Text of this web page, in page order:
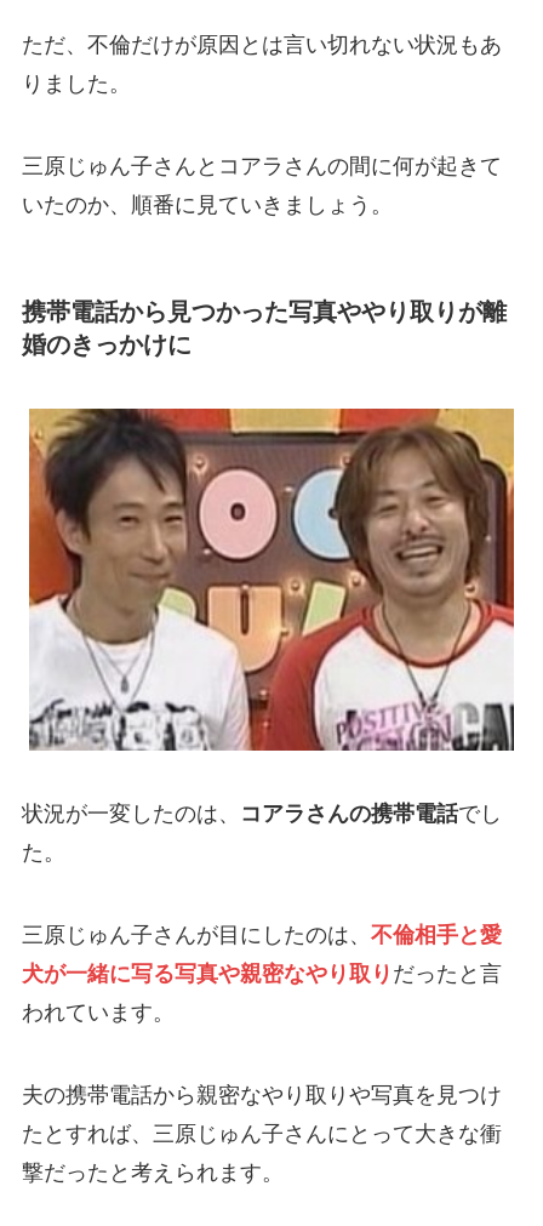
ただ、不倫だけが原因とは言い切れない状況もあ
りました。
三原じゅん子さんとコアラさんの間に何が起きて
いたのか、順番に見ていきましょう。
携帯電話から見つかった写真ややり取りが離
婚のきっかけに
状況が一変したのは、 コアラさんの携帯電話でし
た。
三原じゅん子さんが目にしたのは、 不倫相手と愛
犬が一緒に写る写真や親密なやり取り だったと言
われています。
夫の携帯電話から親密なやり取りや写真を見つけ
たとすれば、三原じゅん子さんにとって大きな衝
撃だったと考えられます。